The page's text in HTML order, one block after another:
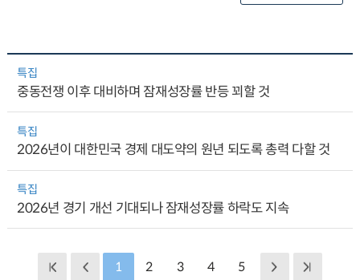
특집
중동전쟁 이후 대비하며 잠재성장률 반등 꾀할 것
특집
2026년이 대한민국 경제 대도약의 원년 되도록 총력 다할 것
특집
2026년 경기 개선 기대되나 잠재성장률 하락도 지속
1 2 3 4 5